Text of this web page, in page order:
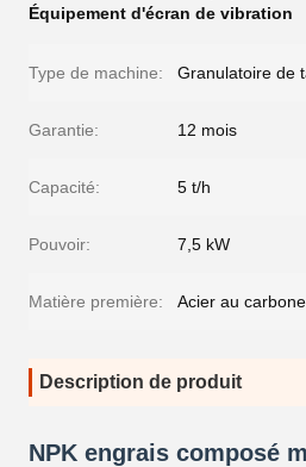
Équipement d'écran de vibration
Type de machine: Granulatoire de
Garantie: 12 mois
Capacité: 5 t/h
Pouvoir: 7,5 kW
Matière première: Acier au carbone
Description de produit
NPK engrais composé